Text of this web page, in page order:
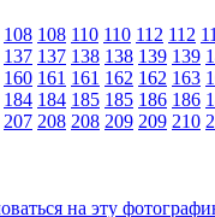
108 108 110 110 112 112
137 137 138 138 139 139
160 161 161 162 162 163
184 184 185 185 186 186
207 208 208 209 209 210